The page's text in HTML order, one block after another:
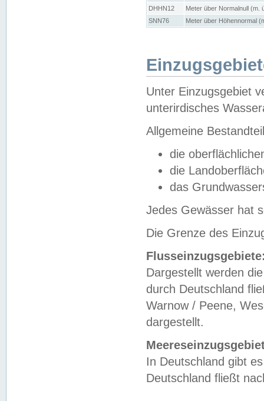
DHHN12
Meter über Normalnull (m.
SNN76
Meter über Höhennormal
Unter Einzugsgebiet
unterirdisches
Allgemeine
die
die
das
Jedes Gewässer hat
Die Grenze des
Dargestellt werden
durch Deutschland
Warnow / Peene,
dargestellt.
In Deutschland gibt
Deutschland fließt